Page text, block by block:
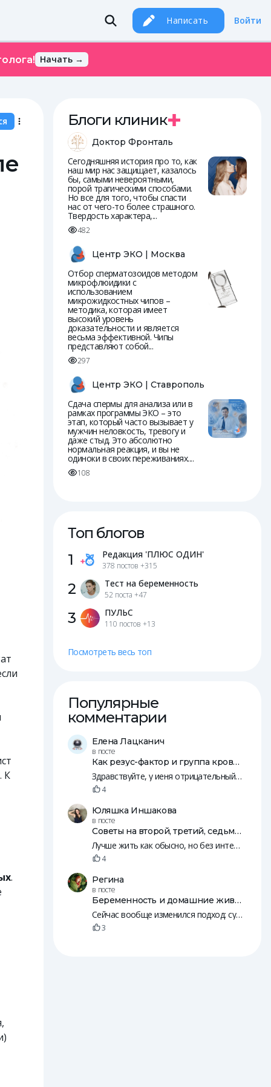
Написать Войти
Начать →
К
.
Блоги клиник
Доктор Фронталь
Сегодняшняя история про то, как
наш мир нас защищает, казалось
бы, самыми невероятными,
порой трагическими способами.
Но все для того, чтобы спасти
нас от чего-то более страшного.
Твердость характера,...
482
Центр ЭКО | Москва
Отбор сперматозоидов методом
микрофлюидики с
использованием
микрожидкостных чипов –
методика, которая имеет
высокий уровень
доказательности и является
весьма эффективной. Чипы
представляют собой...
297
Центр ЭКО | Ставрополь
Сдача спермы для анализа или в
рамках программы ЭКО – это
этап, который часто вызывает у
мужчин неловкость, тревогу и
даже стыд. Это абсолютно
нормальная реакция, и вы не
одиноки в своих переживаниях....
108
Топ блогов
1
Редакция 'ПЛЮС ОДИН'
378 постов+315
2 Тест на беременность
52 поста+47
3 ПУЛЬС
110 постов+13
Посмотреть весь топ
Популярные
комментарии
Елена Лацканич
в посте
Как резус-фактор и группа крови влияют на зачатие и беременность
Здравствуйте, у иеня отрицательный резус, у мужа положительны. Пятеро общих детей, младшей уде 14 лет.
4
Юляшка Иншакова
в посте
Советы на второй, третий, седьмой, 10, 12 и 18 день после переноса эмбрионов
Лучше жить как обысно, но без интенсивных занятий, резких движений и т. п. Нужно, чтобы был кровоток. Просто будьте к себе внимательнее, а так живите жизнь 😄
4
Регина
в посте
Беременность и домашние животные
Сейчас вообще изменился подход: судя по рилсам, с собаками начинают знакомить детей еще в животе. А потом и младенцы вместе с животными спят
3